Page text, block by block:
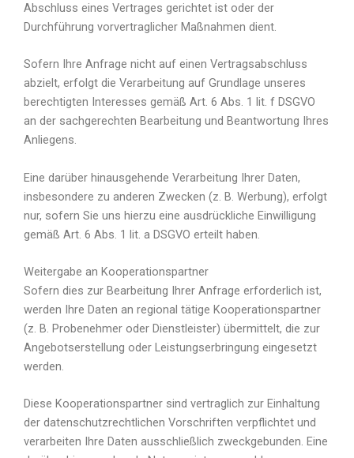
Abschluss eines Vertrages gerichtet ist oder der
Durchführung vorvertraglicher Maßnahmen dient.
Sofern Ihre Anfrage nicht auf einen Vertragsabschluss
abzielt, erfolgt die Verarbeitung auf Grundlage unseres
berechtigten Interesses gemäß Art. 6 Abs. 1 lit. f DSGVO
an der sachgerechten Bearbeitung und Beantwortung Ihres
Anliegens.
Eine darüber hinausgehende Verarbeitung Ihrer Daten,
insbesondere zu anderen Zwecken (z. B. Werbung), erfolgt
nur, sofern Sie uns hierzu eine ausdrückliche Einwilligung
gemäß Art. 6 Abs. 1 lit. a DSGVO erteilt haben.
Weitergabe an Kooperationspartner
Sofern dies zur Bearbeitung Ihrer Anfrage erforderlich ist,
werden Ihre Daten an regional tätige Kooperationspartner
(z. B. Probenehmer oder Dienstleister) übermittelt, die zur
Angebotserstellung oder Leistungserbringung eingesetzt
werden.
Diese Kooperationspartner sind vertraglich zur Einhaltung
der datenschutzrechtlichen Vorschriften verpflichtet und
verarbeiten Ihre Daten ausschließlich zweckgebunden. Eine